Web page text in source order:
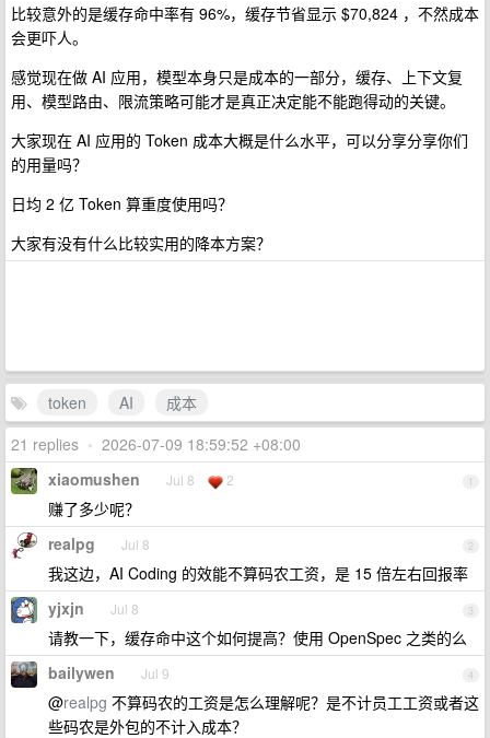
比较意外的是缓存命中率有 96%，缓存节省显示 $70,824 ，不然成本
会更吓人。
感觉现在做 AI 应用，模型本身只是成本的一部分，缓存、上下文复
用、模型路由、限流策略可能才是真正决定能不能跑得动的关键。
大家现在 AI 应用的 Token 成本大概是什么水平，可以分享分享你们
的用量吗？
日均 2 亿 Token 算重度使用吗？
大家有没有什么比较实用的降本方案？
token AI
成本
21 replies • 2026-07-09 18:59:52 +08:00
1
xiaomushen Jul 8 2
赚了多少呢？
2
realpg Jul 8
我这边，AI Coding 的效能不算码农工资，是 15 倍左右回报率
3
yjxjn Jul 8
请教一下，缓存命中这个如何提高？使用 OpenSpec 之类的么
4
bailywen Jul 9
@realpg 不算码农的工资是怎么理解呢？是不计员工工资或者这
些码农是外包的不计入成本？